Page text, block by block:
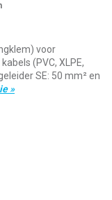
voor
(PVC, XLPE,
SE: 50 mm² en
»